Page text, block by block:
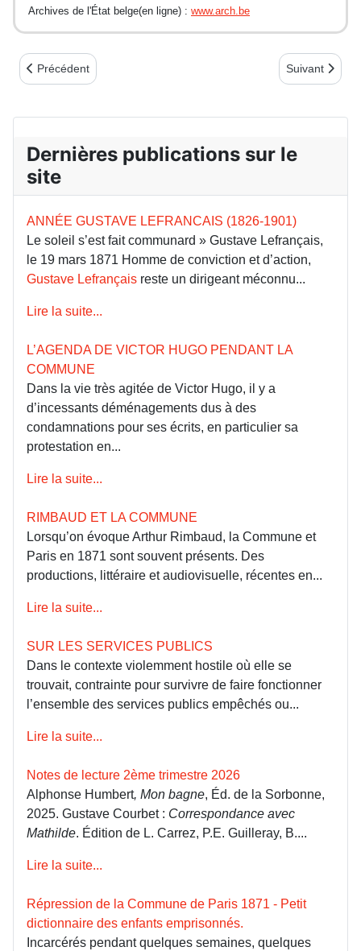
Archives de l'État belge(en ligne) : www.arch.be
Article précédent : Commune 1871 : éphéméride 5 mai -
Précédent Article
Suivant
Dernières publications sur le
site
ANNÉE GUSTAVE LEFRANCAIS (1826-1901)
Le soleil s’est fait communard » Gustave Lefrançais,
le 19 mars 1871 Homme de conviction et d’action,
Gustave Lefrançais reste un dirigeant méconnu...
Lire la suite...
L’AGENDA DE VICTOR HUGO PENDANT LA
COMMUNE
Dans la vie très agitée de Victor Hugo, il y a
d’incessants déménagements dus à des
condamnations pour ses écrits, en particulier sa
protestation en...
Lire la suite...
RIMBAUD ET LA COMMUNE
Lorsqu’on évoque Arthur Rimbaud, la Commune et
Paris en 1871 sont souvent présents. Des
productions, littéraire et audiovisuelle, récentes en...
Lire la suite...
SUR LES SERVICES PUBLICS
Dans le contexte violemment hostile où elle se
trouvait, contrainte pour survivre de faire fonctionner
l’ensemble des services publics empêchés ou...
Lire la suite...
Notes de lecture 2ème trimestre 2026
Alphonse Humbert, Mon bagne, Éd. de la Sorbonne,
2025. Gustave Courbet : Correspondance avec
Mathilde. Édition de L. Carrez, P.E. Guilleray, B....
Lire la suite...
Répression de la Commune de Paris 1871 - Petit
dictionnaire des enfants emprisonnés.
Incarcérés pendant quelques semaines, quelques